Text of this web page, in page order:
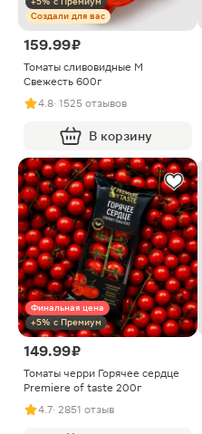
Создали для вас
159.99 ₽
Томаты сливовидные М
Свежесть 600г
4.8· 1525 отзывов
В корзину
Финальная цена
+5% с Премиум
149.99 ₽
Томаты черри Горячее сердце
Premiere of taste 200г
4.7· 2851 отзыв